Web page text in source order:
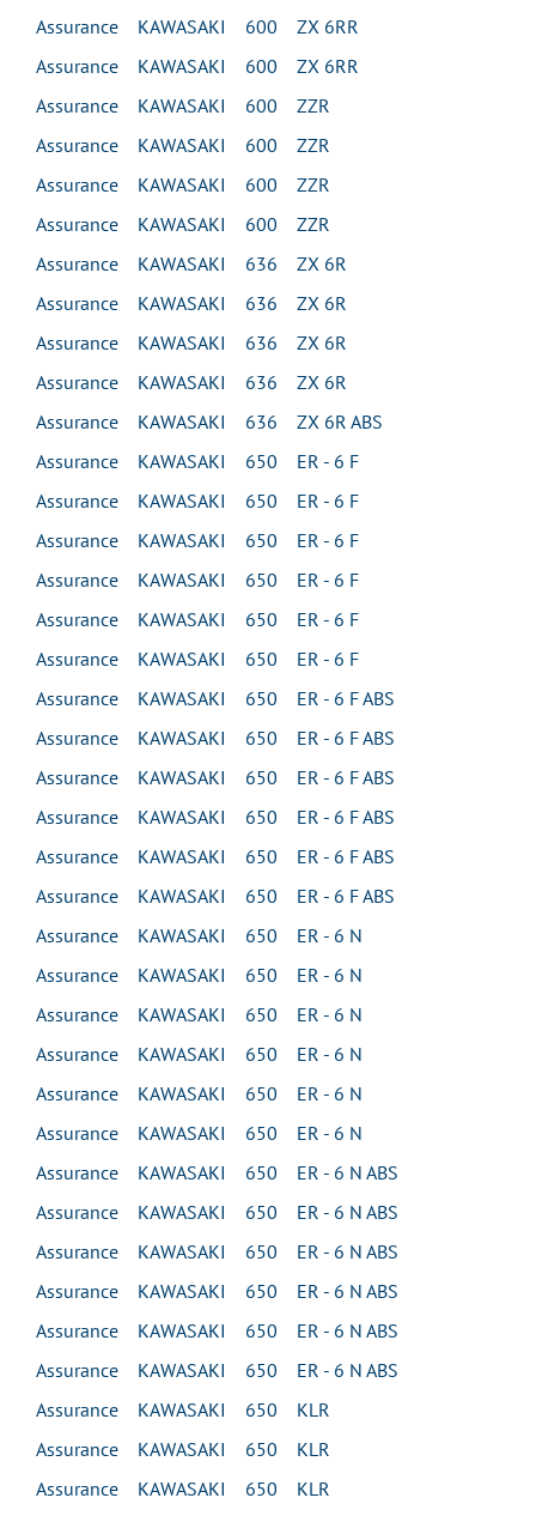
Assurance KAWASAKI 600 ZX 6RR
Assurance KAWASAKI 600 ZX 6RR
Assurance KAWASAKI 600 ZZR
Assurance KAWASAKI 600 ZZR
Assurance KAWASAKI 600 ZZR
Assurance KAWASAKI 600 ZZR
Assurance KAWASAKI 636 ZX 6R
Assurance KAWASAKI 636 ZX 6R
Assurance KAWASAKI 636 ZX 6R
Assurance KAWASAKI 636 ZX 6R
Assurance KAWASAKI 636 ZX 6R ABS
Assurance KAWASAKI 650 ER - 6 F
Assurance KAWASAKI 650 ER - 6 F
Assurance KAWASAKI 650 ER - 6 F
Assurance KAWASAKI 650 ER - 6 F
Assurance KAWASAKI 650 ER - 6 F
Assurance KAWASAKI 650 ER - 6 F
Assurance KAWASAKI 650 ER - 6 F ABS
Assurance KAWASAKI 650 ER - 6 F ABS
Assurance KAWASAKI 650 ER - 6 F ABS
Assurance KAWASAKI 650 ER - 6 F ABS
Assurance KAWASAKI 650 ER - 6 F ABS
Assurance KAWASAKI 650 ER - 6 F ABS
Assurance KAWASAKI 650 ER - 6 N
Assurance KAWASAKI 650 ER - 6 N
Assurance KAWASAKI 650 ER - 6 N
Assurance KAWASAKI 650 ER - 6 N
Assurance KAWASAKI 650 ER - 6 N
Assurance KAWASAKI 650 ER - 6 N
Assurance KAWASAKI 650 ER - 6 N ABS
Assurance KAWASAKI 650 ER - 6 N ABS
Assurance KAWASAKI 650 ER - 6 N ABS
Assurance KAWASAKI 650 ER - 6 N ABS
Assurance KAWASAKI 650 ER - 6 N ABS
Assurance KAWASAKI 650 ER - 6 N ABS
Assurance KAWASAKI 650 KLR
Assurance KAWASAKI 650 KLR
Assurance KAWASAKI 650 KLR